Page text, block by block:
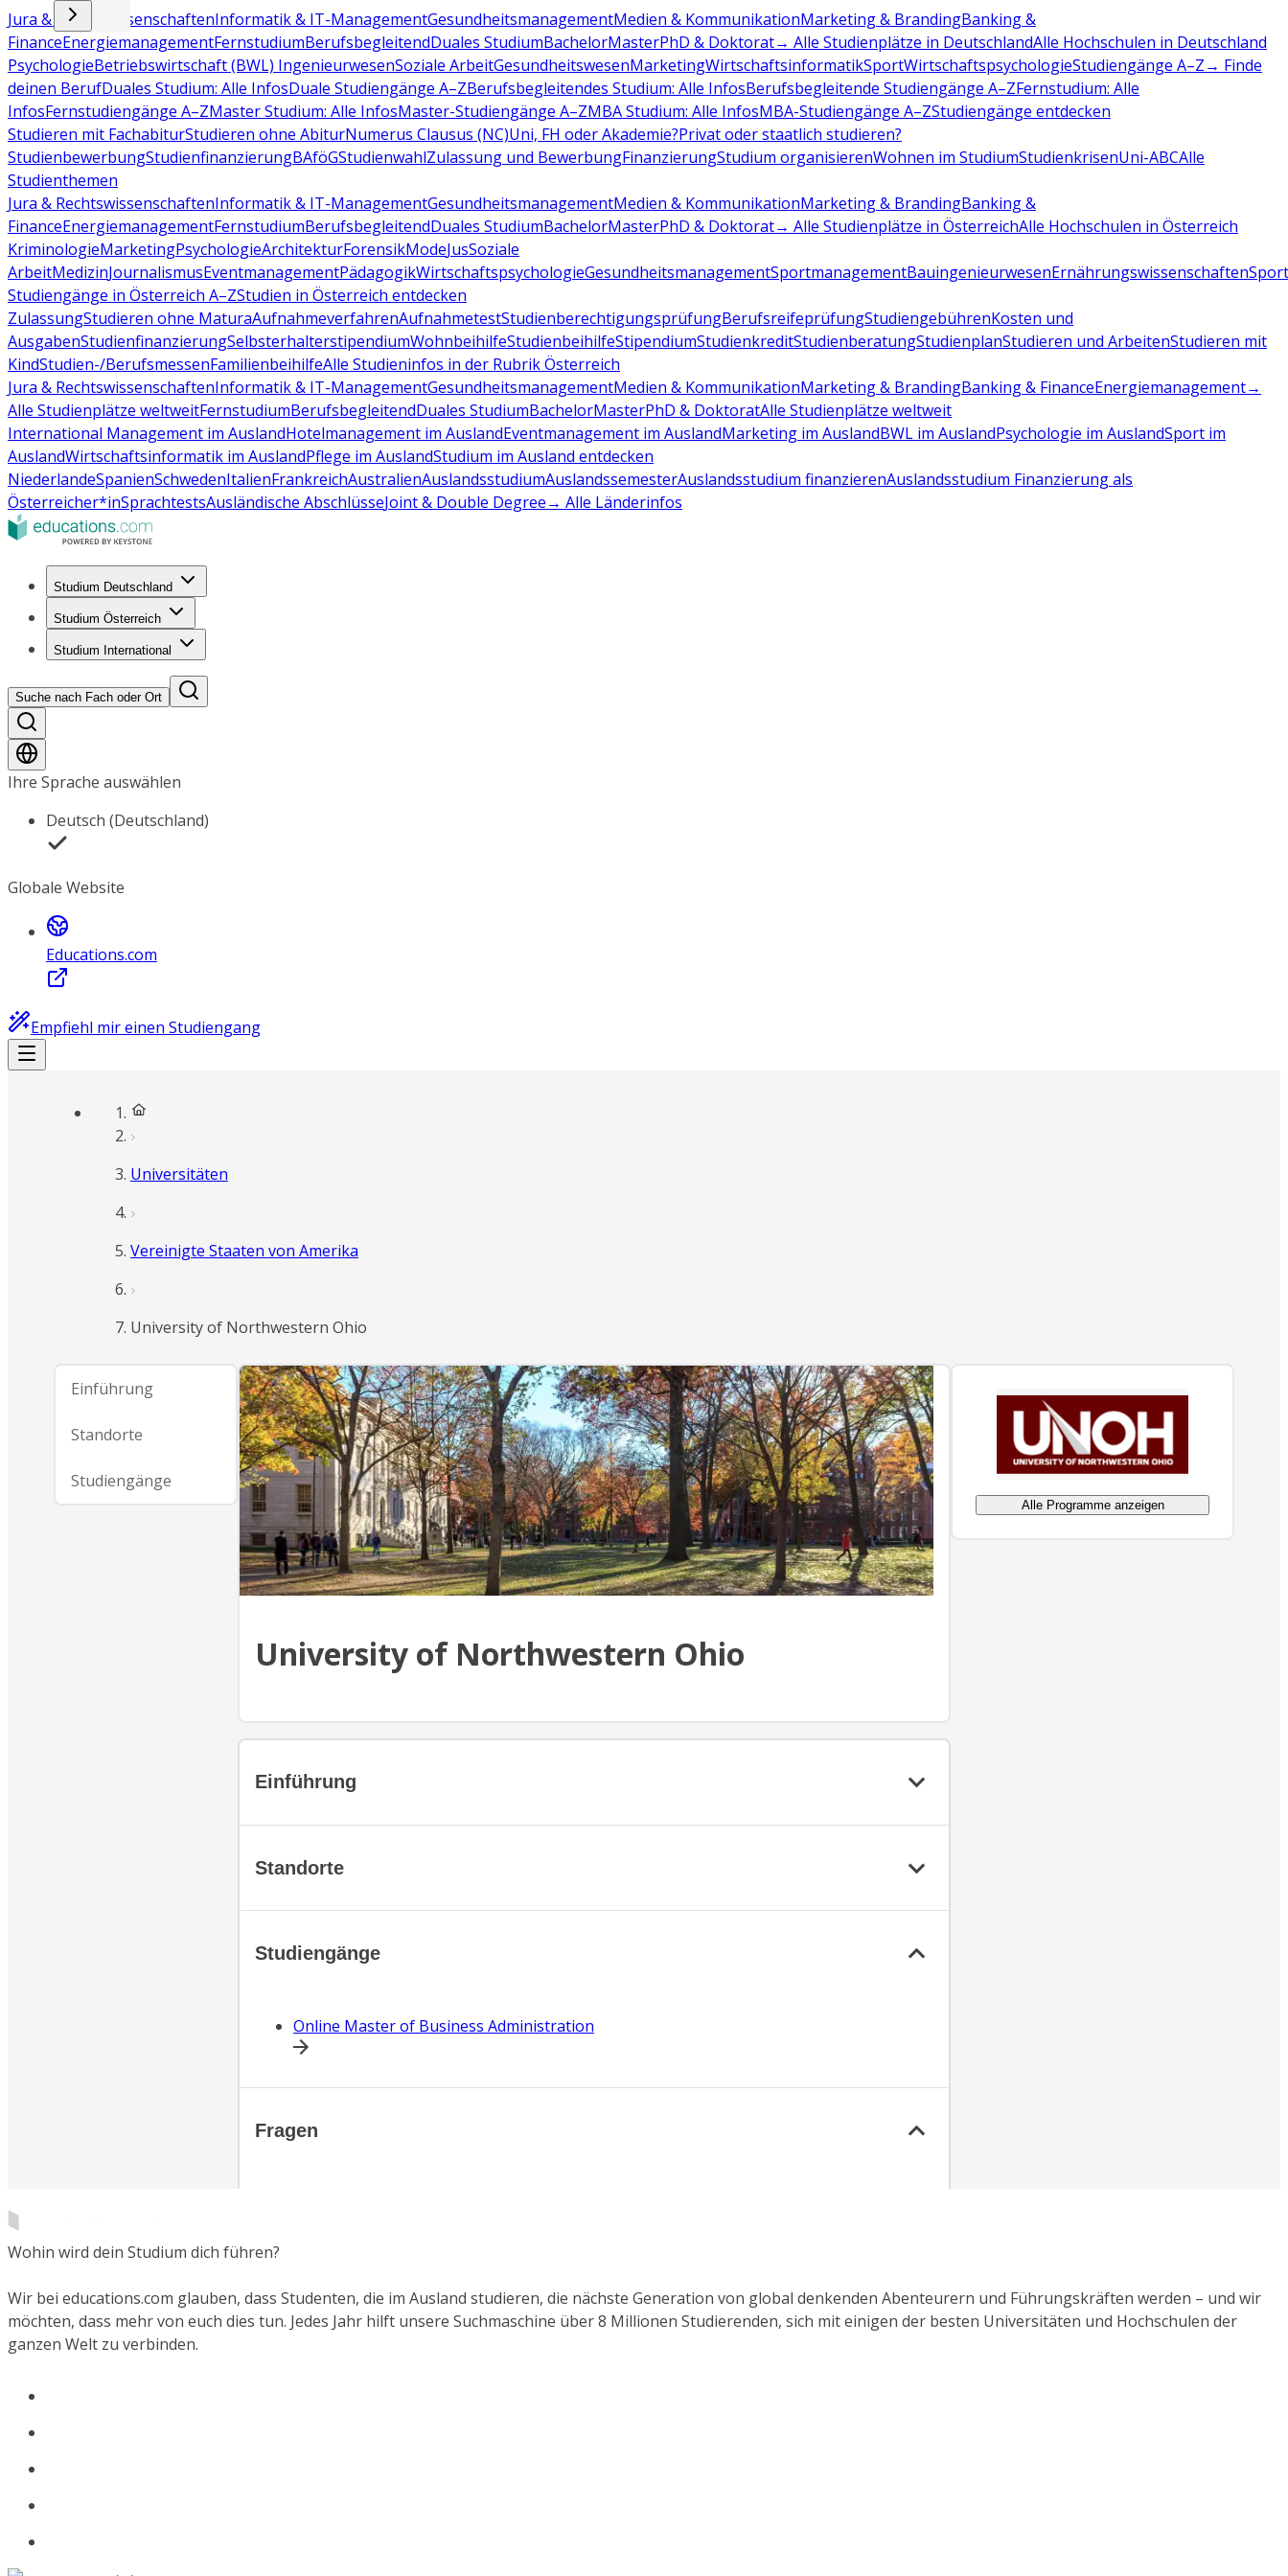
Jura & RechtswissenschaftenInformatik & IT-ManagementGesundheitsmanagementMedien & KommunikationMarketing & BrandingBanking &
FinanceEnergiemanagementFernstudiumBerufsbegleitendDuales StudiumBachelorMasterPhD & Doktorat→ Alle Studienplätze in DeutschlandAlle Hochschulen in Deutschland
PsychologieBetriebswirtschaft (BWL) IngenieurwesenSoziale ArbeitGesundheitswesenMarketingWirtschaftsinformatikSportWirtschaftspsychologieStudiengänge A–Z→ Finde
deinen BerufDuales Studium: Alle InfosDuale Studiengänge A–ZBerufsbegleitendes Studium: Alle InfosBerufsbegleitende Studiengänge A–ZFernstudium: Alle
InfosFernstudiengänge A–ZMaster Studium: Alle InfosMaster-Studiengänge A–ZMBA Studium: Alle InfosMBA-Studiengänge A–ZStudiengänge entdecken
Studieren mit FachabiturStudieren ohne AbiturNumerus Clausus (NC)Uni, FH oder Akademie?Privat oder staatlich studieren?
StudienbewerbungStudienfinanzierungBAföGStudienwahlZulassung und BewerbungFinanzierungStudium organisierenWohnen im StudiumStudienkrisenUni-ABCAlle
Studienthemen
Jura & RechtswissenschaftenInformatik & IT-ManagementGesundheitsmanagementMedien & KommunikationMarketing & BrandingBanking &
FinanceEnergiemanagementFernstudiumBerufsbegleitendDuales StudiumBachelorMasterPhD & Doktorat→ Alle Studienplätze in ÖsterreichAlle Hochschulen in Österreich
KriminologieMarketingPsychologieArchitekturForensikModeJusSoziale
ArbeitMedizinJournalismusEventmanagementPädagogikWirtschaftspsychologieGesundheitsmanagementSportmanagementBauingenieurwesenErnährungswissenschaften
Studiengänge in Österreich A–ZStudien in Österreich entdecken
ZulassungStudieren ohne MaturaAufnahmeverfahrenAufnahmetestStudienberechtigungsprüfungBerufsreifeprüfungStudiengebührenKosten und
AusgabenStudienfinanzierungSelbsterhalterstipendiumWohnbeihilfeStudienbeihilfeStipendiumStudienkreditStudienberatungStudienplanStudieren und ArbeitenStudieren mit
KindStudien-/BerufsmessenFamilienbeihilfeAlle Studieninfos in der Rubrik Österreich
Jura & RechtswissenschaftenInformatik & IT-ManagementGesundheitsmanagementMedien & KommunikationMarketing & BrandingBanking & FinanceEnergiemanagement→
Alle Studienplätze weltweitFernstudiumBerufsbegleitendDuales StudiumBachelorMasterPhD & DoktoratAlle Studienplätze weltweit
International Management im AuslandHotelmanagement im AuslandEventmanagement im AuslandMarketing im AuslandBWL im AuslandPsychologie im AuslandSport im
AuslandWirtschaftsinformatik im AuslandPflege im AuslandStudium im Ausland entdecken
NiederlandeSpanienSchwedenItalienFrankreichAustralienAuslandsstudiumAuslandssemesterAuslandsstudium finanzierenAuslandsstudium Finanzierung als
Österreicher*inSprachtestsAusländische AbschlüsseJoint & Double Degree→ Alle Länderinfos
Studium Deutschland
Studium Österreich
Studium International
Suche nach Fach oder Ort
Ihre Sprache auswählen
Deutsch (Deutschland)
Globale Website
Educations.com
Empfiehl mir einen Studiengang
Universitäten
Vereinigte Staaten von Amerika
University of Northwestern Ohio
Einführung
Standorte
Studiengänge
University of Northwestern Ohio
Einführung
Standorte
Studiengänge
Online Master of Business Administration
Fragen
Alle Programme anzeigen
Wohin wird dein Studium dich führen?
Wir bei educations.com glauben, dass Studenten, die im Ausland studieren, die nächste Generation von global denkenden Abenteurern und Führungskräften werden – und wir
möchten, dass mehr von euch dies tun. Jedes Jahr hilft unsere Suchmaschine über 8 Millionen Studierenden, sich mit einigen der besten Universitäten und Hochschulen der
ganzen Welt zu verbinden.